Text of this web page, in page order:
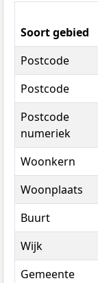
Soort gebied
Postcode
Postcode
Postcode
numeriek
Woonkern
Woonplaats
Buurt
Wijk
Gemeente